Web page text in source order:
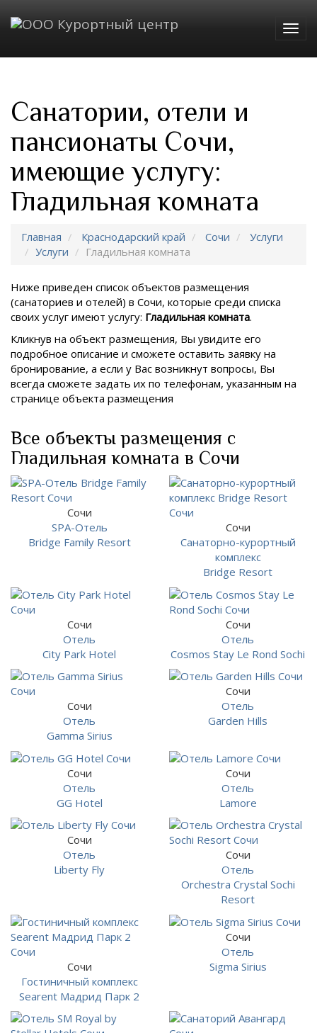
Санатории, отели и
пансионаты Сочи,
имеющие услугу:
Гладильная комната
Главная Краснодарский край Сочи
Услуги
Услуги
Гладильная комната
Ниже приведен список объектов размещения
(санаториев и отелей) в Сочи, которые среди списка
своих услуг имеют услугу: Гладильная комната.
Кликнув на объект размещения, Вы увидите его
подробное описание и сможете оставить заявку на
бронирование, а если у Вас возникнут вопросы, Вы
всегда сможете задать их по телефонам, указанным на
странице объекта размещения
Все объекты размещения с
Гладильная комната в Сочи
Сочи
SPA-Отель
Bridge Family Resort
Сочи
Санаторно-курортный
комплекс
Bridge Resort
Сочи
Отель
City Park Hotel
Сочи
Отель
Cosmos Stay Le Rond Sochi
Сочи
Отель
Gamma Sirius
Сочи
Отель
Garden Hills
Сочи
Отель
GG Hotel
Сочи
Отель
Lamore
Сочи
Отель
Liberty Fly
Сочи
Отель
Orchestra Crystal Sochi
Resort
Сочи
Гостиничный комплекс
Searent Мадрид Парк 2
Сочи
Отель
Sigma Sirius